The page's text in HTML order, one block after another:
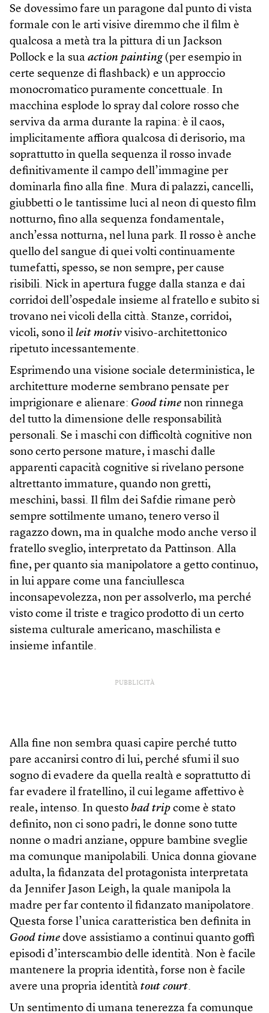
Se dovessimo fare un paragone dal punto di vista
formale con le arti visive diremmo che il film è
qualcosa a metà tra la pittura di un Jackson
Pollock e la sua action painting(per esempio in
certe sequenze di flashback) e un approccio
monocromatico puramente concettuale. In
macchina esplode lo spray dal colore rosso che
serviva da arma durante la rapina: è il caos,
implicitamente affiora qualcosa di derisorio, ma
soprattutto in quella sequenza il rosso invade
definitivamente il campo dell’immagine per
dominarla fino alla fine. Mura di palazzi, cancelli,
giubbetti o le tantissime luci al neon di questo film
notturno, fino alla sequenza fondamentale,
anch’essa notturna, nel luna park. Il rosso è anche
quello del sangue di quei volti continuamente
tumefatti, spesso, se non sempre, per cause
risibili. Nick in apertura fugge dalla stanza e dai
corridoi dell’ospedale insieme al fratello e subito si
trovano nei vicoli della città. Stanze, corridoi,
vicoli, sono il leit motiv visivo-architettonico
ripetuto incessantemente.
Esprimendo una visione sociale deterministica, le
architetture moderne sembrano pensate per
imprigionare e alienare: Good time non rinnega
del tutto la dimensione delle responsabilità
personali. Se i maschi con difficoltà cognitive non
sono certo persone mature, i maschi dalle
apparenti capacità cognitive si rivelano persone
altrettanto immature, quando non gretti,
meschini, bassi. Il film dei Safdie rimane però
sempre sottilmente umano, tenero verso il
ragazzo down, ma in qualche modo anche verso il
fratello sveglio, interpretato da Pattinson. Alla
fine, per quanto sia manipolatore a getto continuo,
in lui appare come una fanciullesca
inconsapevolezza, non per assolverlo, ma perché
visto come il triste e tragico prodotto di un certo
sistema culturale americano, maschilista e
insieme infantile.
PUBBLICITÀ
Alla fine non sembra quasi capire perché tutto
pare accanirsi contro di lui, perché sfumi il suo
sogno di evadere da quella realtà e soprattutto di
far evadere il fratellino, il cui legame affettivo è
reale, intenso. In questo bad trip come è stato
definito, non ci sono padri, le donne sono tutte
nonne o madri anziane, oppure bambine sveglie
ma comunque manipolabili. Unica donna giovane
adulta, la fidanzata del protagonista interpretata
da Jennifer Jason Leigh, la quale manipola la
madre per far contento il fidanzato manipolatore.
Questa forse l’unica caratteristica ben definita in
Good time dove assistiamo a continui quanto goffi
episodi d’interscambio delle identità. Non è facile
mantenere la propria identità, forse non è facile
avere una propria identità tout court.
Un sentimento di umana tenerezza fa comunque